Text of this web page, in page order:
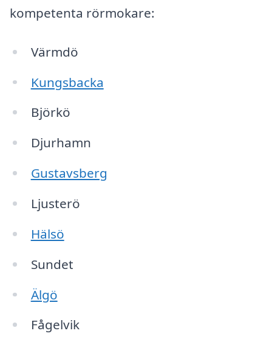
kompetenta rörmokare:
Värmdö
Kungsbacka
Björkö
Djurhamn
Gustavsberg
Ljusterö
Hälsö
Sundet
Älgö
Fågelvik